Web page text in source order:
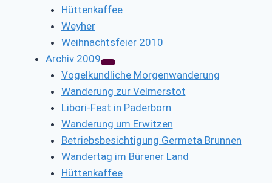
Hüttenkaffee
Weyher
Weihnachtsfeier 2010
Archiv 2009
Vogelkundliche Morgenwanderung
Wanderung zur Velmerstot
Libori-Fest in Paderborn
Wanderung um Erwitzen
Betriebsbesichtigung Germeta Brunnen
Wandertag im Bürener Land
Hüttenkaffee